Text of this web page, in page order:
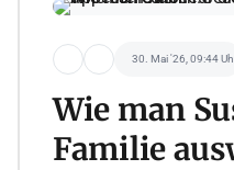
30. Mai '26, 09:44
Wie man
Familie